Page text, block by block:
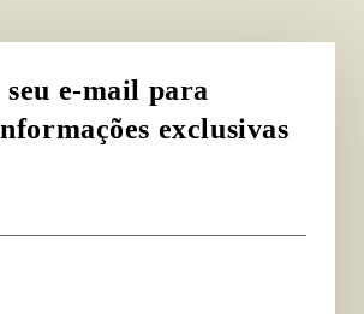
seu e-mail para
exclusivas